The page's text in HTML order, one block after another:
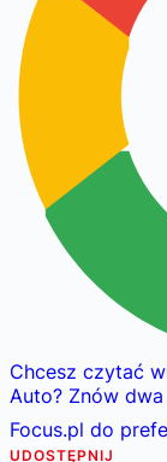
Chcesz czytać
Auto? Znów
Focus.pl do
UDOSTĘPNIJ